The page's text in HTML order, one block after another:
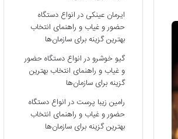
ایرمان عینکی درانواع دستگاه
حضور و غیاب و راهنمای انتخاب
بهترین گزینه برای سازمان‌ها
گیو خوشرو درانواع دستگاه حضور
و غیاب و راهنمای انتخاب بهترین
گزینه برای سازمان‌ها
رامین زیبا پرست درانواع دستگاه
حضور و غیاب و راهنمای انتخاب
بهترین گزینه برای سازمان‌ها